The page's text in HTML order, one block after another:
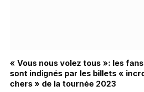
« Vous nous volez tous »: les
sont indignés par les billets «
chers » de la tournée 2023